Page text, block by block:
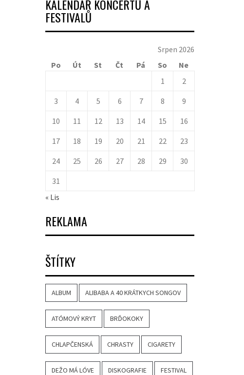
KALENDÁŘ KONCERTŮ A
FESTIVALŮ
Srpen 2026
Po
Út St Čt Pá So
Ne
1
2
3 4 5 6 7 8 9
10 11 12 13 14 15 16
17 18 19 20 21 22 23
24 25 26 27 28 29 30
31
« Lis
REKLAMA
ŠTÍTKY
ALBUM ALIBABA A 40 KRÁTKYCH SONGOV
ATÓMOVÝ KRYT BRĎOKOKY
CHLAPČENSKÁ CHRASTY CIGARETY
DEŽO MÁ LÓVE DISKOGRAFIE FESTIVAL